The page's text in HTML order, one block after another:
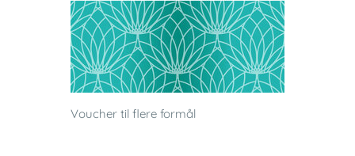
Voucher til flere formål